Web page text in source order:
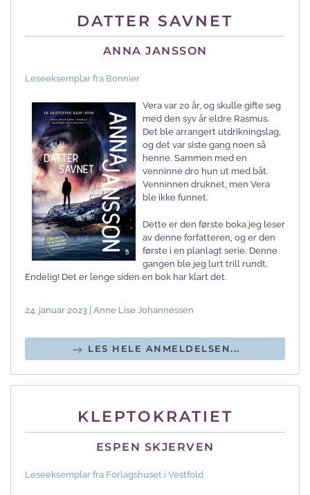
DATTER SAVNET
ANNA JANSSON
Leseeksemplar fra Bonnier
Vera var 20 år, og skulle gifte seg
med den syv år eldre Rasmus.
Det ble arrangert utdrikningslag,
og det var siste gang noen så
henne. Sammen med en
venninne dro hun ut med båt.
Venninnen druknet, men Vera
ble ikke funnet.
Dette er den første boka jeg leser
av denne forfatteren, og er den
første i en planlagt serie. Denne
gangen ble jeg lurt trill rundt.
Endelig! Det er lenge siden en bok har klart det.
24. januar 2023 | Anne Lise Johannessen
LES HELE ANMELDELSEN...
KLEPTOKRATIET
ESPEN SKJERVEN
Leseeksemplar fra Forlagshuset i Vestfold